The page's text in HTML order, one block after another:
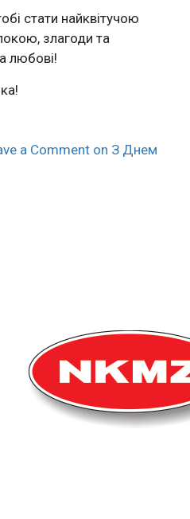
стати найквітучою
злагоди та
любові!
a Comment on З Днем